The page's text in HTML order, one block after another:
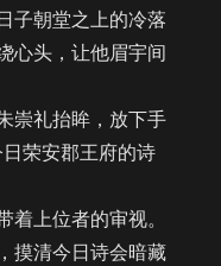
子朝堂之上的冷落
心头，让他眉宇间
礼抬眸，放下手
荣安郡王府的诗
上位者的审视。
摸清今日诗会暗藏